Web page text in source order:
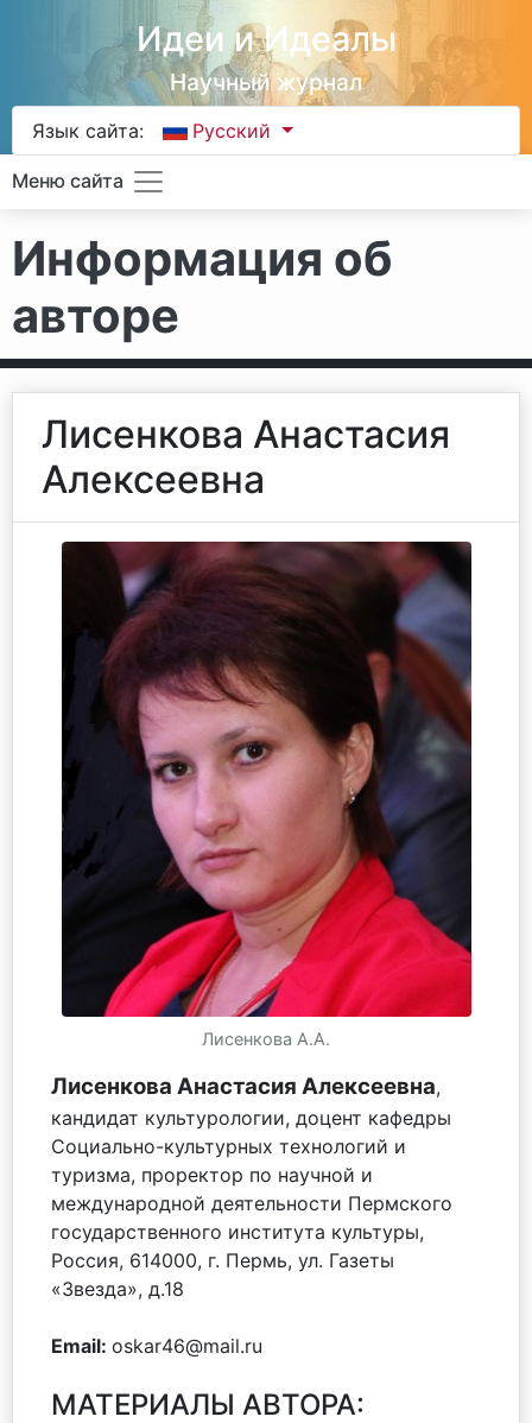
Идеи и Идеалы
Научный журнал
Язык сайта: Русский
Меню сайта
Информация об
авторе
Лисенкова Анастасия
Алексеевна
Лисенкова А.А.
Лисенкова Анастасия Алексеевна,
кандидат культурологии, доцент кафедры
Социально-культурных технологий и
туризма, проректор по научной и
международной деятельности Пермского
государственного института культуры,
Россия, 614000, г. Пермь, ул. Газеты
«Звезда», д.18
Email: oskar46@mail.ru
МАТЕРИАЛЫ АВТОРА: